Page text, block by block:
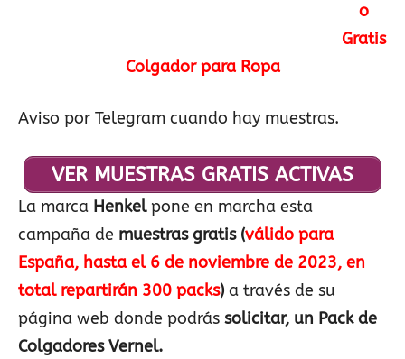
o
Gratis
Colgador para Ropa
Aviso por Telegram cuando hay muestras.
VER MUESTRAS GRATIS ACTIVAS
La marca Henkelpone en marcha esta
campaña de muestras gratis (válido para
España, hasta el 6 de noviembre de 2023, en
total repartirán 300 packs) a través de su
página web donde podrás solicitar, un Pack de
Colgadores Vernel.